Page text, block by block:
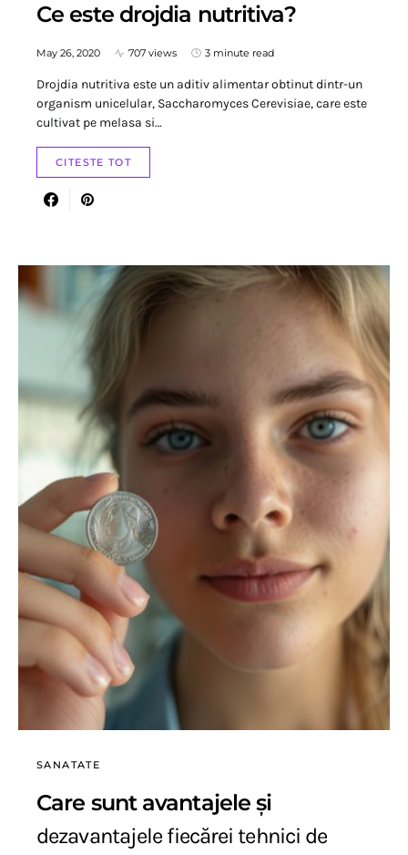
Ce este drojdia nutritiva?
May 26, 2020 707 views 3 minute read
Drojdia nutritiva este un aditiv alimentar obtinut dintr-un
organism unicelular, Saccharomyces Cerevisiae, care este
cultivat pe melasa si…
CITESTE TOT
SANATATE
Care sunt avantajele și
dezavantajele fiecărei tehnici de